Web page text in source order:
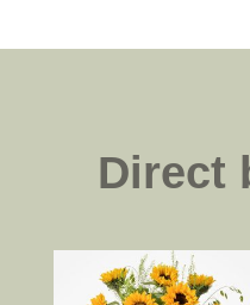
e
Direct